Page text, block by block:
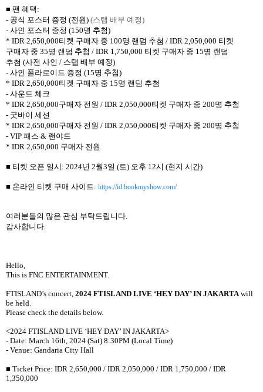
■ 팬 혜택:
- 공식 포스터 증정 (전원) (스탭 배부 예정)
- 사인 포스터 증정 (150명 추첨)
* IDR 2,650,000티켓 구매자 중 100명 랜덤 추첨 / IDR 2,050,000 티켓
구매자 중 35명 랜덤 추첨 / IDR 1,750,000 티켓 구매자 중 15명 랜덤
추첨 (사전 사인 / 스탭 배부 예정)
- 사인 폴라로이드 증정 (15명 추첨)
* IDR 2,650,000티켓 구매자 중 15명 랜덤 추첨
- 사운드 체크
* IDR 2,650,000구매자 전원 / IDR 2,050,000티켓 구매자 중 200명 추첨
- 굿바이 세션
* IDR 2,650,000구매자 전원 / IDR 2,050,000티켓 구매자 중 200명 추첨
- VIP 패스 & 랜야드
* IDR 2,650,000 구매자 전원
■ 티켓 오픈 일시: 2024년 2월3일 (토) 오후 12시 (현지 시간)
■ 온라인 티켓 구매 사이트: https://id.bookmyshow.com/
여러분들의 많은 관심 부탁드립니다.
감사합니다.
Hello,
This is FNC ENTERTAINMENT.
FTISLAND’s concert, 2024 FTISLAND LIVE ‘HEY DAY’ IN JAKARTAwill
be held.
Please check the details below.
<2024 FTISLAND LIVE ‘HEY DAY’ IN JAKARTA>
- Date: March 16th, 2024 (Sat) 8:30PM (Local Time)
- Venue: Gandaria City Hall
■ Ticket Price: IDR 2,650,000 / IDR 2,050,000 / IDR 1,750,000 / IDR
1,350,000